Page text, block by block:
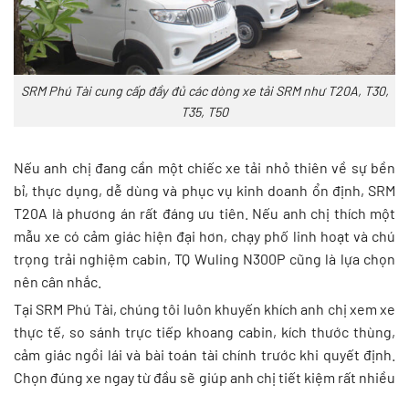
SRM Phú Tài cung cấp đầy đủ các dòng xe tải SRM như T20A, T30,
T35, T50
Nếu anh chị đang cần một chiếc xe tải nhỏ thiên về sự bền
bỉ, thực dụng, dễ dùng và phục vụ kinh doanh ổn định, SRM
T20A là phương án rất đáng ưu tiên. Nếu anh chị thích một
mẫu xe có cảm giác hiện đại hơn, chạy phố linh hoạt và chú
trọng trải nghiệm cabin, TQ Wuling N300P cũng là lựa chọn
nên cân nhắc.
Tại SRM Phú Tài, chúng tôi luôn khuyến khích anh chị xem xe
thực tế, so sánh trực tiếp khoang cabin, kích thước thùng,
cảm giác ngồi lái và bài toán tài chính trước khi quyết định.
Chọn đúng xe ngay từ đầu sẽ giúp anh chị tiết kiệm rất nhiều